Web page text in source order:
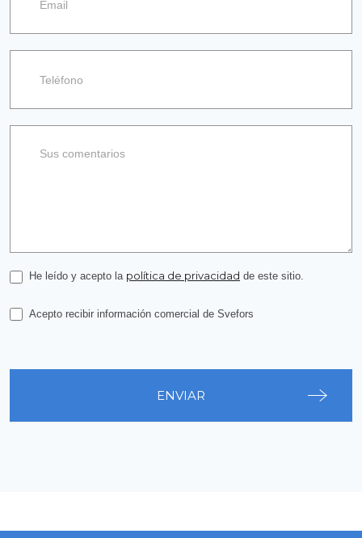
He leído y acepto la política de privacidad de este sitio.
Acepto recibir información comercial de Svefors
ENVIAR